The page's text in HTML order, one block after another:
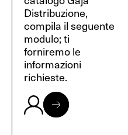
Distribuzione,
compila il seguente
modulo; ti
forniremo le
informazioni
richieste.